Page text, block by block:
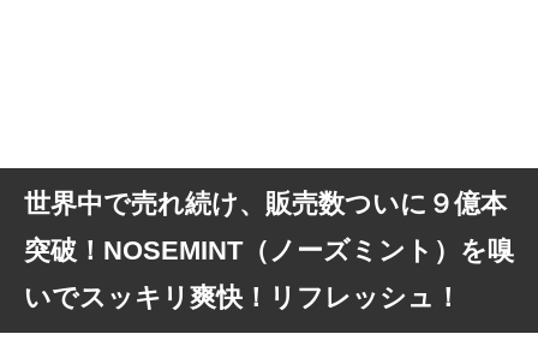
世界中で売れ続け、販売数ついに９億本
突破！NOSEMINT（ノーズミント）を嗅
いでスッキリ爽快！リフレッシュ！